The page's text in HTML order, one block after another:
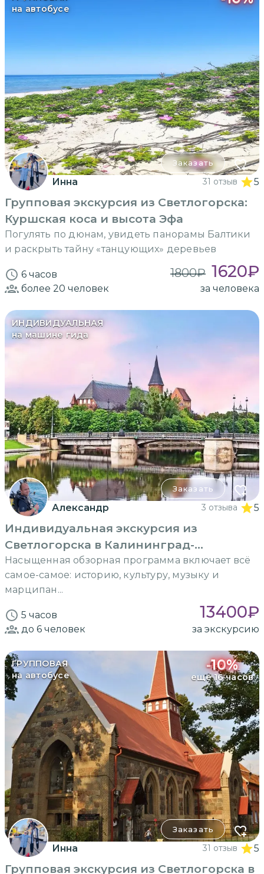
на автобусе
Заказать
Инна 31 отзыв 5
Групповая экскурсия из Светлогорска:
Куршская коса и высота Эфа
Погулять по дюнам, увидеть панорамы Балтики
и раскрыть тайну «танцующих» деревьев
6 часов 1800₽ 1620₽
более 20 человек за человека
ИНДИВИДУАЛЬНАЯ
на машине гида
Заказать
Александр 3 отзыва 5
Индивидуальная экскурсия из
Светлогорска в Калининград-
Кёнигсберг
Насыщенная обзорная программа включает всё
самое-самое: историю, культуру, музыку и
марципан...
5 часов 13400₽
до 6 человек за экскурсию
ГРУППОВАЯ
на автобусе
-10%
еще 16 часов
Заказать
Инна 31 отзыв 5
Групповая экскурсия из Светлогорска в